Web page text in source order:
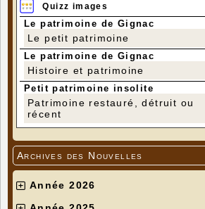
Quizz images
Le patrimoine de Gignac
Le petit patrimoine
Le patrimoine de Gignac
Histoire et patrimoine
Petit patrimoine insolite
Patrimoine restauré, détruit ou
récent
Archives des Nouvelles
Année 2026